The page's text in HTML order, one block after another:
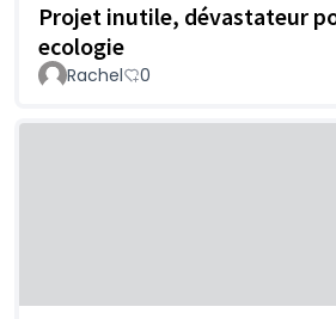
Projet inutile, dévastateur
ecologie
Rachel 0